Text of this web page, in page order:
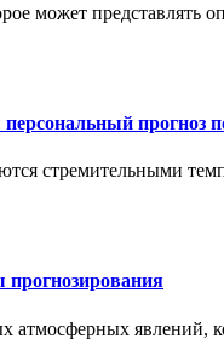
может представлять
прогноз
стремительными
прогнозирования
явлений,